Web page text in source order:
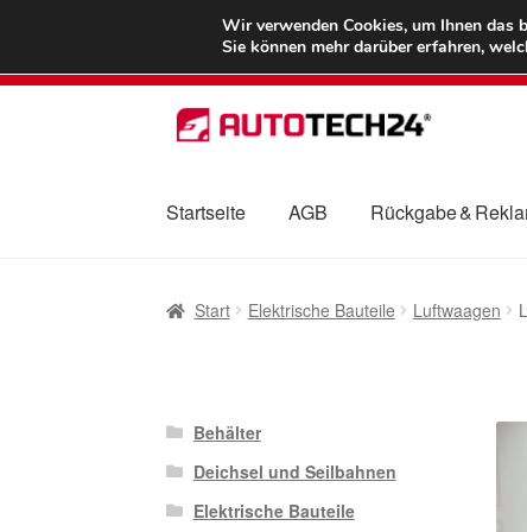
LIEFERUNG ab
Zur
Navigation
Zum
Inhalt
Startseite AGB Rückgabe &
Start Elektrische Bauteile Luftwaagen
Behälter
Deichsel und Seilbahnen
Elektrische Bauteile
Wir verwenden Cookies, um Ihnen das
Sie können mehr darüber erfahren,